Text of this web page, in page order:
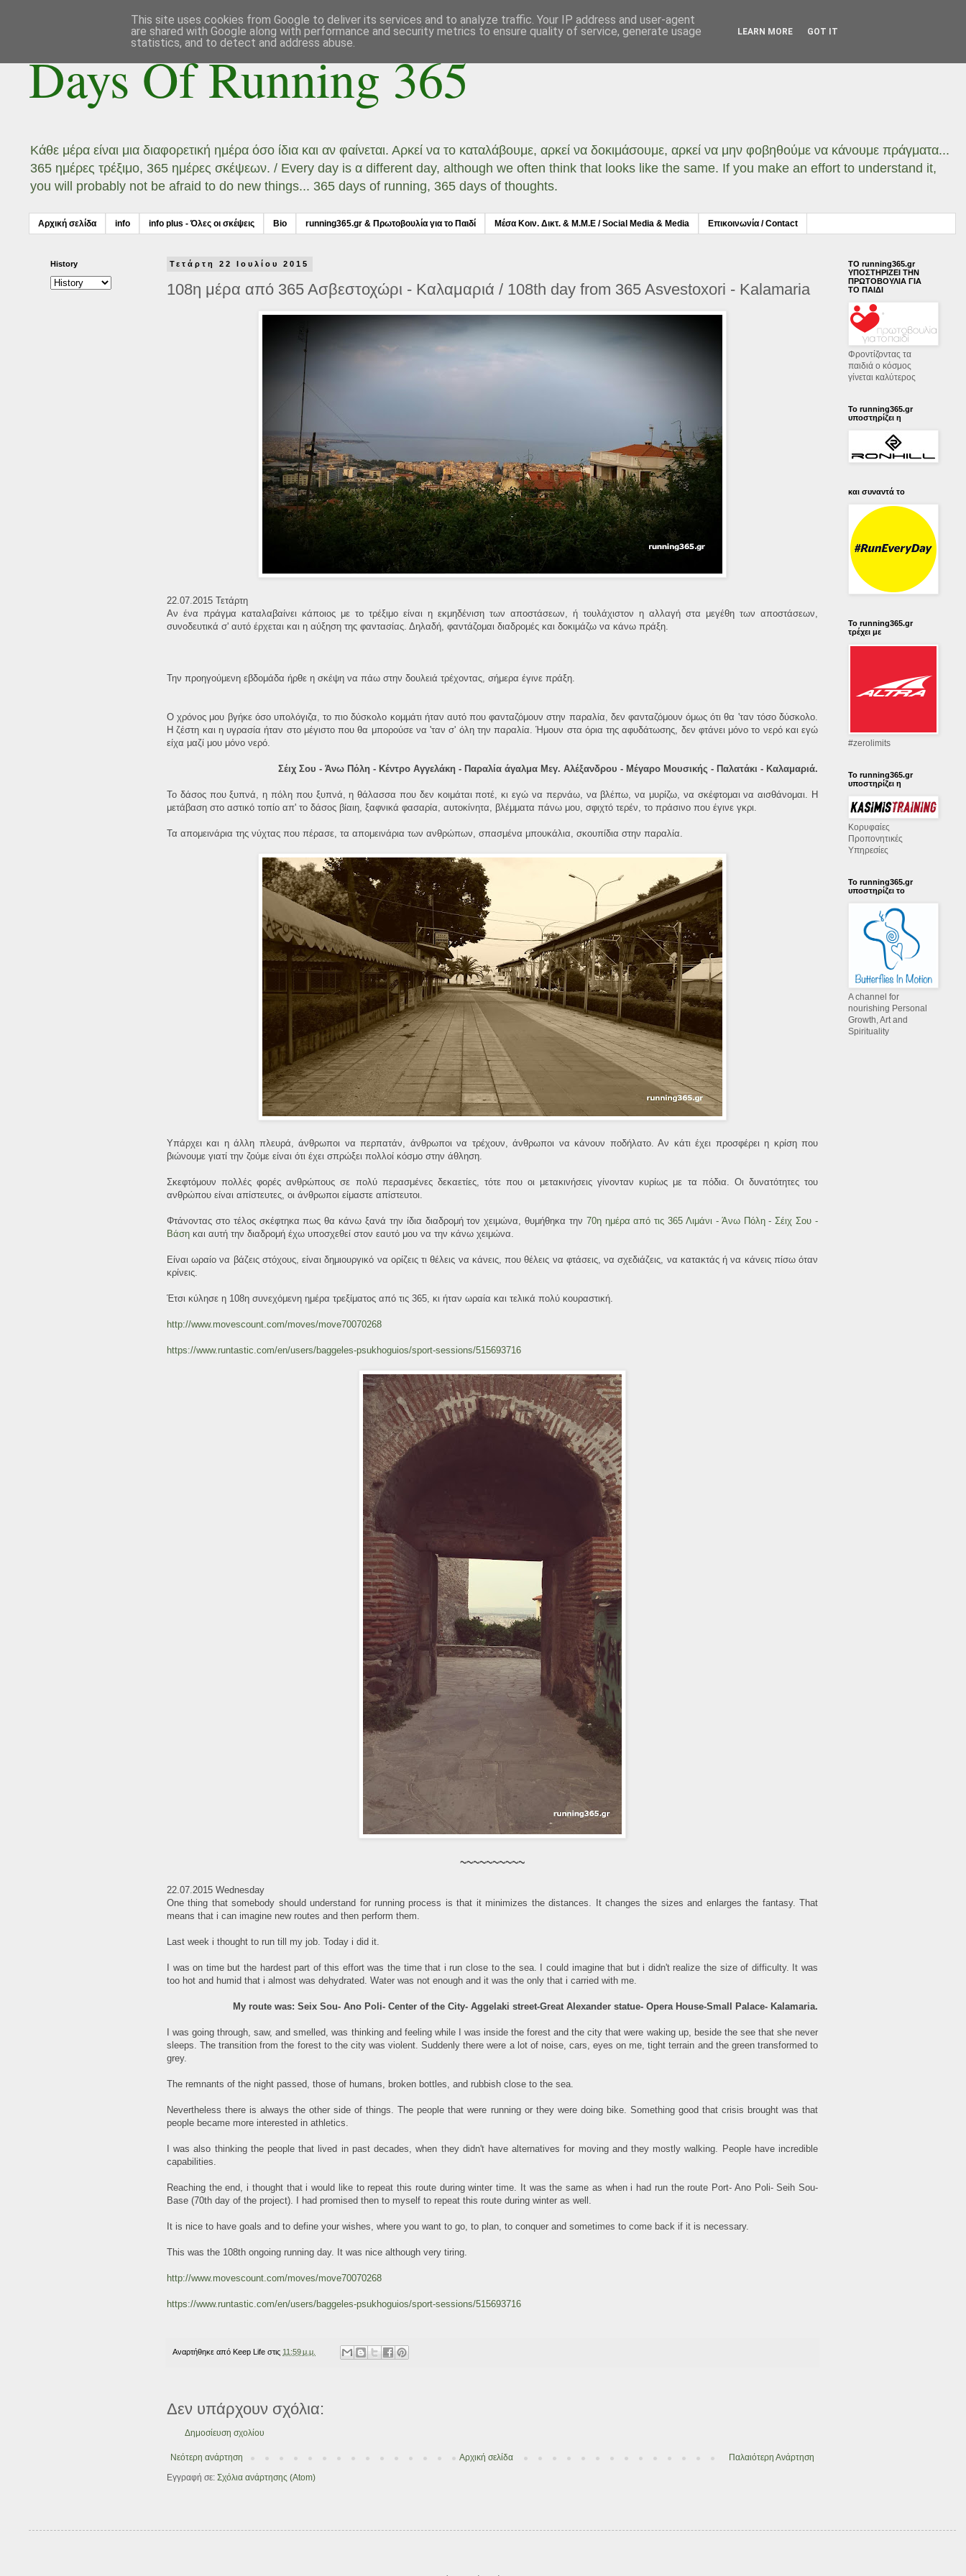
Days Of Running 365
Κάθε μέρα είναι μια διαφορετική ημέρα όσο ίδια και αν φαίνεται. Αρκεί να το καταλάβουμε, αρκεί να δοκιμάσουμε, αρκεί να μην φοβηθούμε να κάνουμε πράγματα...
365 ημέρες τρέξιμο, 365 ημέρες σκέψεων. / Every day is α different day, although we often think that looks like the same. If you make an effort to understand it,
you will probably not be afraid to do new things... 365 days of running, 365 days of thoughts.
Αρχική σελίδα info info plus - Όλες οι σκέψεις Bio running365.gr & Πρωτοβουλία για το Παιδί Μέσα Κοιν. Δικτ. & Μ.Μ.Ε / Social Media & Media Επικοινωνία / Contact
Τετάρτη 22 Ιουλίου 2015
108η μέρα από 365 Ασβεστοχώρι - Καλαμαριά / 108th day from 365 Asvestoxori - Kalamaria
22.07.2015 Τετάρτη
Αν ένα πράγμα καταλαβαίνει κάποιος με το τρέξιμο είναι η εκμηδένιση των αποστάσεων, ή τουλάχιστον η αλλαγή στα μεγέθη των αποστάσεων,
συνοδευτικά σ' αυτό έρχεται και η αύξηση της φαντασίας. Δηλαδή, φαντάζομαι διαδρομές και δοκιμάζω να κάνω πράξη.
Την προηγούμενη εβδομάδα ήρθε η σκέψη να πάω στην δουλειά τρέχοντας, σήμερα έγινε πράξη.
Ο χρόνος μου βγήκε όσο υπολόγιζα, το πιο δύσκολο κομμάτι ήταν αυτό που φανταζόμουν στην παραλία, δεν φανταζόμουν όμως ότι θα 'ταν τόσο δύσκολο.
Η ζέστη και η υγρασία ήταν στο μέγιστο που θα μπορούσε να 'ταν σ' όλη την παραλία. Ήμουν στα όρια της αφυδάτωσης, δεν φτάνει μόνο το νερό και εγώ
είχα μαζί μου μόνο νερό.
Σέιχ Σου - Άνω Πόλη - Κέντρο Αγγελάκη - Παραλία άγαλμα Μεγ. Αλέξανδρου - Μέγαρο Μουσικής - Παλατάκι - Καλαμαριά.
Το δάσος που ξυπνά, η πόλη που ξυπνά, η θάλασσα που δεν κοιμάται ποτέ, κι εγώ να περνάω, να βλέπω, να μυρίζω, να σκέφτομαι να αισθάνομαι. Η
μετάβαση στο αστικό τοπίο απ' το δάσος βίαιη, ξαφνικά φασαρία, αυτοκίνητα, βλέμματα πάνω μου, σφιχτό τερέν, το πράσινο που έγινε γκρι.
Τα απομεινάρια της νύχτας που πέρασε, τα απομεινάρια των ανθρώπων, σπασμένα μπουκάλια, σκουπίδια στην παραλία.
Υπάρχει και η άλλη πλευρά, άνθρωποι να περπατάν, άνθρωποι να τρέχουν, άνθρωποι να κάνουν ποδήλατο. Αν κάτι έχει προσφέρει η κρίση που
βιώνουμε γιατί την ζούμε είναι ότι έχει σπρώξει πολλοί κόσμο στην άθληση.
Σκεφτόμουν πολλές φορές ανθρώπους σε πολύ περασμένες δεκαετίες, τότε που οι μετακινήσεις γίνονταν κυρίως με τα πόδια. Οι δυνατότητες του
ανθρώπου είναι απίστευτες, οι άνθρωποι είμαστε απίστευτοι.
Φτάνοντας στο τέλος σκέφτηκα πως θα κάνω ξανά την ίδια διαδρομή τον χειμώνα, θυμήθηκα την 70η ημέρα από τις 365 Λιμάνι - Άνω Πόλη - Σέιχ Σου -
Βάση και αυτή την διαδρομή έχω υποσχεθεί στον εαυτό μου να την κάνω χειμώνα.
Είναι ωραίο να βάζεις στόχους, είναι δημιουργικό να ορίζεις τι θέλεις να κάνεις, που θέλεις να φτάσεις, να σχεδιάζεις, να κατακτάς ή να κάνεις πίσω όταν
κρίνεις.
Έτσι κύλησε η 108η συνεχόμενη ημέρα τρεξίματος από τις 365, κι ήταν ωραία και τελικά πολύ κουραστική.
http://www.movescount.com/moves/move70070268
https://www.runtastic.com/en/users/baggeles-psukhoguios/sport-sessions/515693716
~~~~~~~~~~
22.07.2015 Wednesday
One thing that somebody should understand for running process is that it minimizes the distances. It changes the sizes and enlarges the fantasy. That
means that i can imagine new routes and then perform them.
Last week i thought to run till my job. Today i did it.
I was on time but the hardest part of this effort was the time that i run close to the sea. I could imagine that but i didn't realize the size of difficulty. It was
too hot and humid that i almost was dehydrated. Water was not enough and it was the only that i carried with me.
My route was: Seix Sou- Ano Poli- Center of the City- Aggelaki street-Great Alexander statue- Opera House-Small Palace- Kalamaria.
I was going through, saw, and smelled, was thinking and feeling while I was inside the forest and the city that were waking up, beside the see that she never
sleeps. The transition from the forest to the city was violent. Suddenly there were a lot of noise, cars, eyes on me, tight terrain and the green transformed to
grey.
The remnants of the night passed, those of humans, broken bottles, and rubbish close to the sea.
Nevertheless there is always the other side of things. The people that were running or they were doing bike. Something good that crisis brought was that
people became more interested in athletics.
I was also thinking the people that lived in past decades, when they didn't have alternatives for moving and they mostly walking. People have incredible
capabilities.
Reaching the end, i thought that i would like to repeat this route during winter time. It was the same as when i had run the route Port- Ano Poli- Seih Sou-
Base (70th day of the project). I had promised then to myself to repeat this route during winter as well.
It is nice to have goals and to define your wishes, where you want to go, to plan, to conquer and sometimes to come back if it is necessary.
This was the 108th ongoing running day. It was nice although very tiring.
http://www.movescount.com/moves/move70070268
https://www.runtastic.com/en/users/baggeles-psukhoguios/sport-sessions/515693716
Αναρτήθηκε από Keep Life στις 11:59 μ.μ.
Δεν υπάρχουν σχόλια:
Δημοσίευση σχολίου
Νεότερη ανάρτηση Παλαιότερη Ανάρτηση
Αρχική σελίδα
Εγγραφή σε: Σχόλια ανάρτησης (Atom)
History
ΤΟ running365.gr
ΥΠΟΣΤΗΡΙΖΕΙ ΤΗΝ
ΠΡΩΤΟΒΟΥΛΙΑ ΓΙΑ
ΤΟ ΠΑΙΔΙ
Φροντίζοντας τα
παιδιά ο κόσμος
γίνεται καλύτερος
Το running365.gr
υποστηρίζει η
και συναντά το
Το running365.gr
τρέχει με
‪#‎zerolimits‬
Το running365.gr
υποστηρίζει η
Κορυφαίες
Προπονητικές
Υπηρεσίες
Το running365.gr
υποστηρίζει το
A channel for
nourishing Personal
Growth, Art and
Spirituality
This site uses cookies from Google to deliver its services and to analyze traffic. Your IP address and user-agent
are shared with Google along with performance and security metrics to ensure quality of service, generate usage
statistics, and to detect and address abuse.
LEARN MORE GOT IT